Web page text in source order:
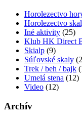
Horolezectvo
Horolezectvo
Iné aktivity (25)
Klub HK Direct
Skialp (9)
Súľovské skaly
Trek / beh / bajk
Umelá stena (12)
Video (12)
Archív